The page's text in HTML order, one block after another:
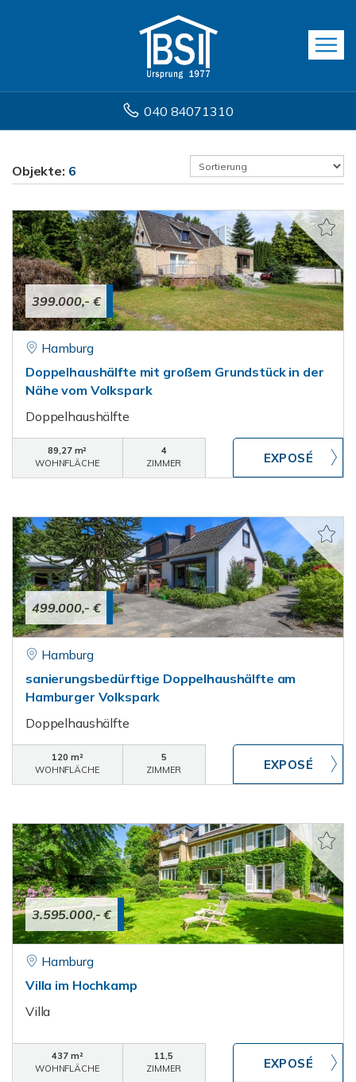
040 84071310
Objekte: 6
399.000,- €
Hamburg
Doppelhaushälfte mit großem Grundstück in der
Nähe vom Volkspark
Doppelhaushälfte
89,27 m²
WOHNFLÄCHE
4
ZIMMER
499.000,- €
Hamburg
sanierungsbedürftige Doppelhaushälfte am
Hamburger Volkspark
Doppelhaushälfte
120 m²
WOHNFLÄCHE
5
ZIMMER
3.595.000,- €
Hamburg
Villa im Hochkamp
Villa
437 m²
WOHNFLÄCHE
11,5
ZIMMER